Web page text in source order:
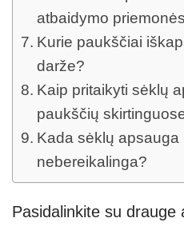
atbaidymo
Kurie paukščiai
darže?
Kaip pritaikyti sėklų
paukščių
Kada sėklų apsauga
nebereikalinga?
Pasidalinkite su drauge